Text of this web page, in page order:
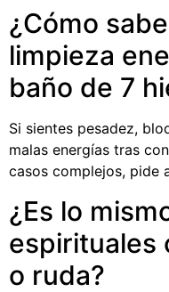
¿Cómo
limpieza
baño de 7
Si sientes pesadez,
malas energías tras
casos complejos, pide
¿Es lo
espirituales
o ruda?